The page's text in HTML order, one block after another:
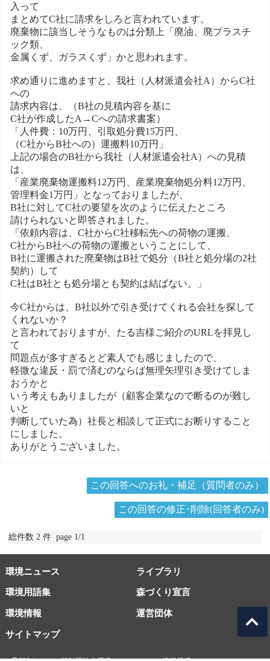
入って
まとめてC社に請求をしろと言われています。
廃棄物に該当しそうなものは分類上「廃油、廃プラスチ
ック類、
金属くず、ガラスくず」かと思われます。
求め通りに進めますと、我社（人材派遣会社A）からC社
への
請求内容は、（B社の見積内容を基に
C社が作成したA→Cへの請求書案）
「人件費：10万円、引取処分費15万円、
（C社からB社への）運搬料10万円」
上記の場合のB社から我社（人材派遣会社A）への見積
は、
「産業廃棄物運搬料12万円、産業廃棄物処分料12万円、
管理料金1万円」となっておりましたが、
B社に対してC社の要望を次のように伝えたところ
請けられないと即答されました。
「依頼内容は、C社からC社移転先への荷物の運搬、
C社からB社への荷物の運搬ということにして、
B社に運搬された廃棄物はB社で処分（B社と処分場の2社
契約）して
C社はB社とも処分場とも契約は結ばない。」
今C社からは、B社以外で引き受けてくれる会社を探して
くれないか？
と言われておりますが、たる吉様ご紹介のURLを拝見し
て
問題点が多すぎるとど素人でも感じましたので、
軽微な違反・罰で済むのならば無理矢理引き受けてしま
おうかと
いう考えもありましたが（顧客企業なので断るのが難し
いと
判断していた為）社長と相談して正式にお断りすること
にしました。
ありがとうございました。
この回答へのお礼・補足（質問者のみ）
この回答の修正･削除(回答者のみ)
総件数 2 件 page 1/1
環境ニュース ライブラリ
環境用語集 森づくり宣言
環境情報
サイトマップ
運営団体